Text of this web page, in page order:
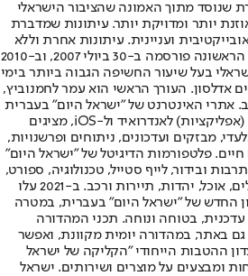
שנוסד מתוך האמונה שהציבור הישראלי
יותר ומדויקת יותר. עיתונות שמדברת
ועניינית. עיתונות אחרת וללא
תשלום. המהדורה המודפסת הראשונה פורסמה ב-30 ביולי 2007, וב-2010
בעל שיעור החשיפה הגבוה ביותר בימי
אדלסון. העורך הראשי הוא עמר לחמנוביץ,
אתרי האינטרנט של "ישראל היום" בעברית
ובאנגלית, כמו כן היישומונים (אפליקציות) לאנדרואיד ול-iOS, מציגים
מבזקים ועדכונים, ניתוחים ופרשנויות,
חיים. פלטפורמות הדיגיטל של "ישראל היום"
ובידור, לייף סטייל, טכנולוגיה, ספורט,
כלכלה וצרכנות, בריאות, חיילים, אוכל, יהדות, תיירות ורכב. ב-2021 עלו
החדש של "ישראל היום" בעברית, במטרה
בטוחה ונוחה. תכני המהדורה
באתר, במהדורה יומית מקוונת, ואפשר
ההטבות הייחודי "הקליקה של ישראל
ומבצעים על מוצרים ושירותים. ישראל